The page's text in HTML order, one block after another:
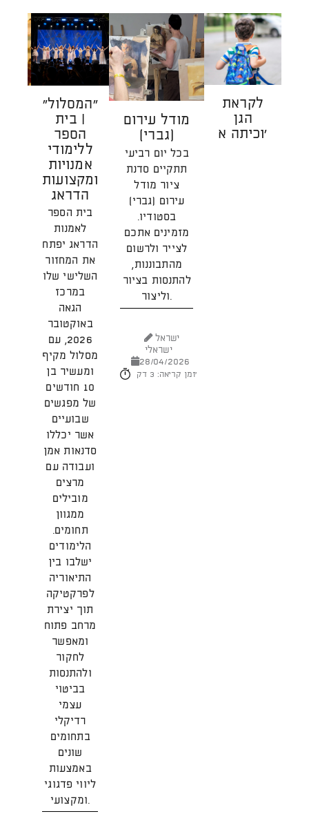
לקראת
הגן
וכיתה א'
מודל עירום
(גברי)
בכל יום רביעי
תתקיים סדנת
ציור מודל
עירום (גברי)
בסטודיו.
מזמינים אתכם
לצייר ולרשום
מהתבוננות,
להתנסות בציור
וליצור.
ישראל
ישראלי
28/04/2026
זמן קריאה: 3 דק'
״המסלול״
| בית
הספר
ללימודי
אמנויות
ומקצועות
הדראג
בית הספר
לאמנות
הדראג יפתח
את המחזור
השלישי שלו
במרכז
הגאה
באוקטובר
2026, עם
מסלול מקיף
ומעשיר בן
10 חודשים
של מפגשים
שבועיים
אשר יכללו
סדנאות אמן
ועבודה עם
מרצים
מובילים
ממגוון
תחומים.
הלימודים
ישלבו בין
התיאוריה
לפרקטיקה
תוך יצירת
מרחב פתוח
ומאפשר
לחקור
ולהתנסות
בביטוי
עצמי
רדיקלי
בתחומים
שונים
באמצעות
ליווי פדגוגי
ומקצועי.